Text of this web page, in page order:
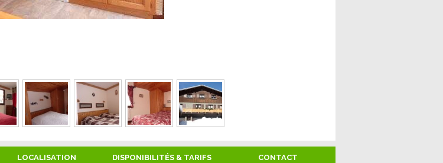
LOCALISATION DISPONIBILITÉS & TARIFS CONTACT